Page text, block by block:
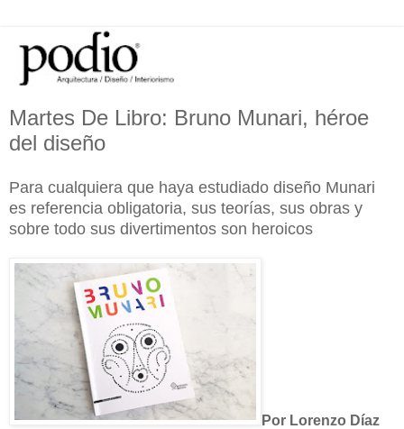
Martes De Libro: Bruno Munari, héroe
del diseño
Para cualquiera que haya estudiado diseño Munari
es referencia obligatoria, sus teorías, sus obras y
sobre todo sus divertimentos son heroicos
Por Lorenzo Díaz